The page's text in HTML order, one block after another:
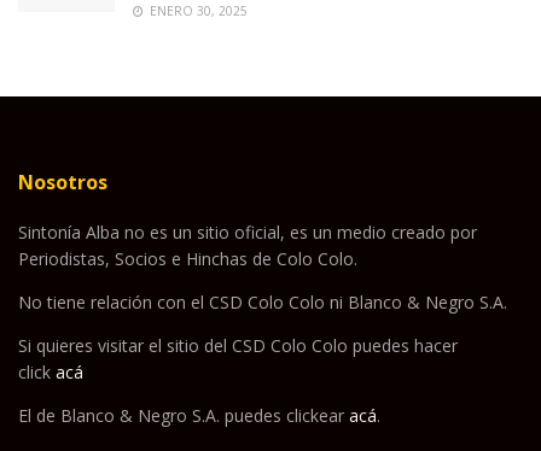
ENERO 30, 2025
Nosotros
Sintonía Alba no es un sitio oficial, es un medio creado por
Periodistas, Socios e Hinchas de Colo Colo.
No tiene relación con el CSD Colo Colo ni Blanco & Negro S.A.
Si quieres visitar el sitio del CSD Colo Colo puedes hacer
click acá
El de Blanco & Negro S.A. puedes clickear acá.